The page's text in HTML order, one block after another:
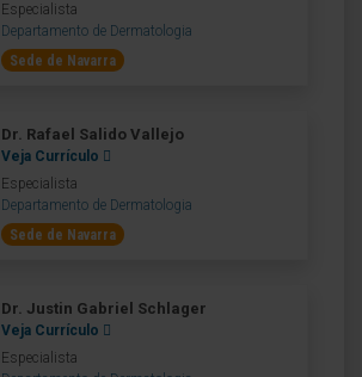
Especialista
Departamento de Dermatologia
Sede de Navarra
Dr. Rafael Salido Vallejo
Veja Currículo
Especialista
Departamento de Dermatologia
Sede de Navarra
Dr. Justin Gabriel Schlager
Veja Currículo
Especialista